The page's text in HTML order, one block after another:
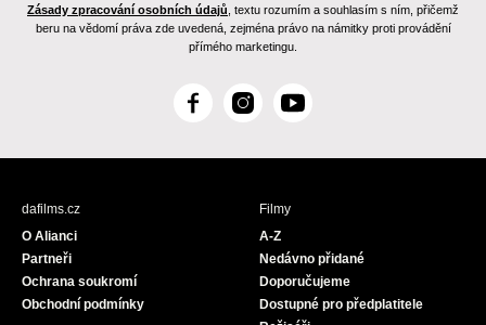
Zásady zpracování osobních údajů , textu rozumím a souhlasím s ním, přičemž
beru na vědomí práva zde uvedená, zejména právo na námitky proti provádění
přímého marketingu.
F
c
I
s
Y
u
dafilms.cz
O Alianci
Partneři
Ochrana soukromí
Obchodní podmínky
Filmy
A-Z
Nedávno přidané
Doporučujeme
Dostupné pro předplatitele